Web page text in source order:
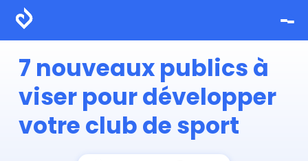
7 nouveaux publics à
viser pour développer
votre club de sport